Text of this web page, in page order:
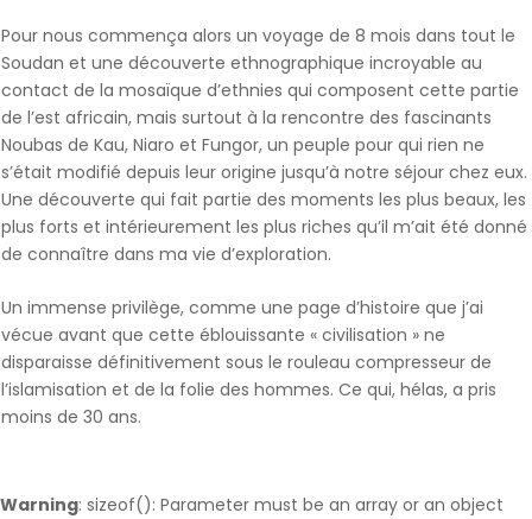
Pour nous commença alors un voyage de 8 mois dans tout le
Soudan et une découverte ethnographique incroyable au
contact de la mosaïque d’ethnies qui composent cette partie
de l’est africain, mais surtout à la rencontre des fascinants
Noubas de Kau, Niaro et Fungor, un peuple pour qui rien ne
s’était modifié depuis leur origine jusqu’à notre séjour chez eux.
Une découverte qui fait partie des moments les plus beaux, les
plus forts et intérieurement les plus riches qu’il m’ait été donné
de connaître dans ma vie d’exploration.
Un immense privilège, comme une page d’histoire que j’ai
vécue avant que cette éblouissante « civilisation » ne
disparaisse définitivement sous le rouleau compresseur de
l’islamisation et de la folie des hommes. Ce qui, hélas, a pris
moins de 30 ans.
Warning: sizeof(): Parameter must be an array or an object